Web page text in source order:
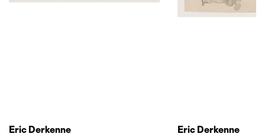
Eric Derkenne
Eric Derkenne